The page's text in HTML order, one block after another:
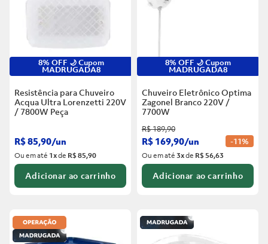
8% OFF 🌙 Cupom
MADRUGADA8
Resistência para Chuveiro
Acqua Ultra Lorenzetti 220V
/ 7800W Peça
R$85,90/un
Ou em até 1xde R$ 85,90
Adicionar ao carrinho
8% OFF 🌙 Cupom
MADRUGADA8
Chuveiro Eletrônico Optima
Zagonel Branco 220V /
7700W
R$189,90
R$ 169,90/un -11%
Ou em até3xde R$ 56,63
Adicionar ao carrinho